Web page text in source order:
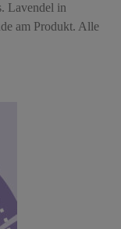
Lavendel in
am Produkt. Alle